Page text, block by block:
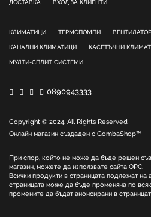
ДОСТАВКА ВХОД ЗА КЛИЕНТИ
КЛИМАТИЦИ ТЕРМОПОМПИ
КАНАЛНИ КЛИМАТИЦИ КАСЕТЪЧНИ
МУЛТИ-СПЛИТ СИСТЕМИ
0890943333
Copyright © 2024. All Rights Reserved
Онлайн магазин създаден с GombaShop™
При спор, който не може да бъде решен
магазин, можете да използвате сайта ОРС.
Всички продукти в страницата подлежат на
страницата може да бъде променяна по
промените да бъдат анонсирани в